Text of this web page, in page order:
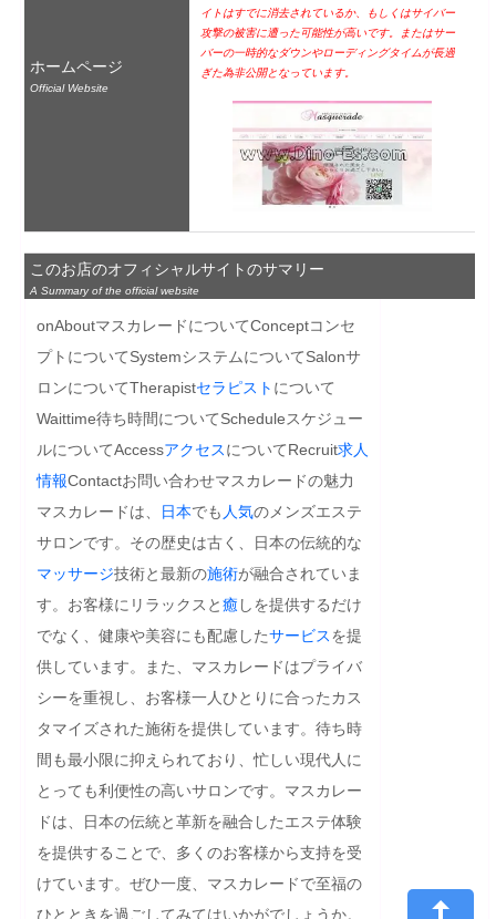
ホームページ
Official Website
イトはすでに消去されているか、もしくはサイバー
攻撃の被害に遭った可能性が高いです。またはサー
バーの一時的なダウンやローディングタイムが長過
ぎた為非公開となっています。
このお店のオフィシャルサイトのサマリー
A Summary of the official website
onAboutマスカレードについてConceptコンセ
プトについてSystemシステムについてSalonサ
ロンについてTherapistセラピスト について
Waittime待ち時間についてScheduleスケジュー
ルについてAccessアクセスについてRecruit求人
情報Contactお問い合わせマスカレードの魅力
マスカレードは、
日本でも 人気のメンズエステ
サロンです。その歴史は古く、日本の伝統的な
マッサージ技術と最新の施術が融合されていま
す。お客様にリラックスと癒 しを提供するだけ
でなく、健康や美容にも配慮したサービスを提
供しています。また、マスカレードはプライバ
シーを重視し、お客様一人ひとりに合ったカス
タマイズされた施術を提供しています。待ち時
間も最小限に抑えられており、忙しい現代人に
とっても利便性の高いサロンです。マスカレー
ドは、日本の伝統と革新を融合したエステ体験
を提供することで、多くのお客様から支持を受
けています。ぜひ一度、マスカレードで至福の
ひとときを過ごしてみてはいかがでしょうか。